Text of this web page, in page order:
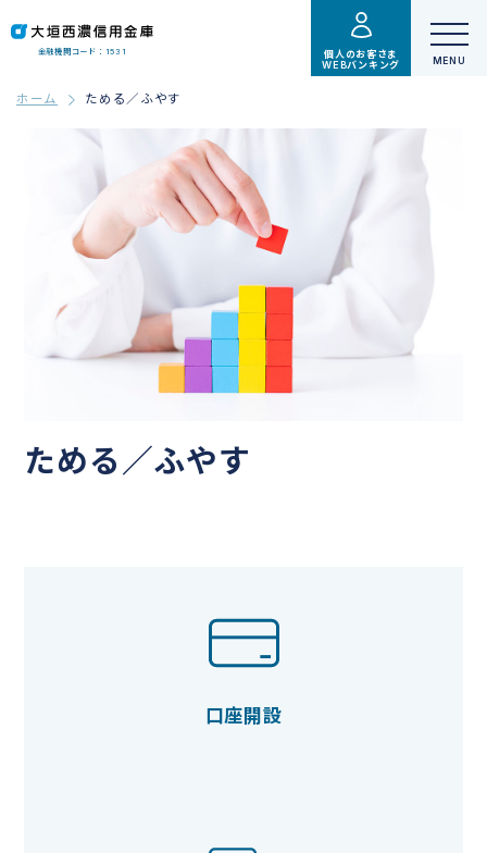
金融機関コード：1531
個人のお客さま
WEBバンキング
ホーム ためる／ふやす
ためる／ふやす
口座開設